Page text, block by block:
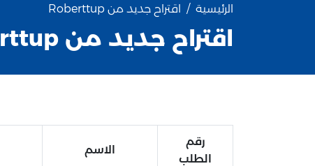
الرئيسية اقتراح جديد من Roberttup
اقتراح جديد من Roberttup
رقم
الطلب
الاسم